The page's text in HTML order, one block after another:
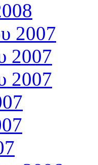
2007
2007
2007